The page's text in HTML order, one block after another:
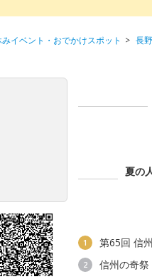
イベント・おでかけスポット
長
夏の
1 第65回 信
2 信州の奇